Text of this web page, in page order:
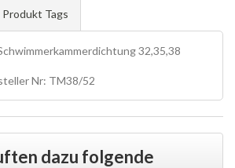
Produkt Tags
32,35,38
Nr: TM38/52
dazu folgende